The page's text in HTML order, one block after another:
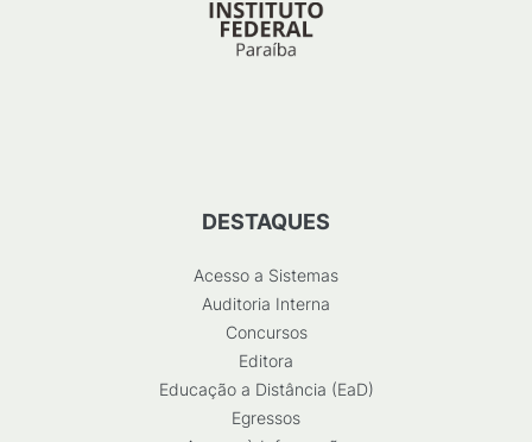
DESTAQUES
Acesso a Sistemas
Auditoria Interna
Concursos
Editora
Educação a Distância (EaD)
Egressos